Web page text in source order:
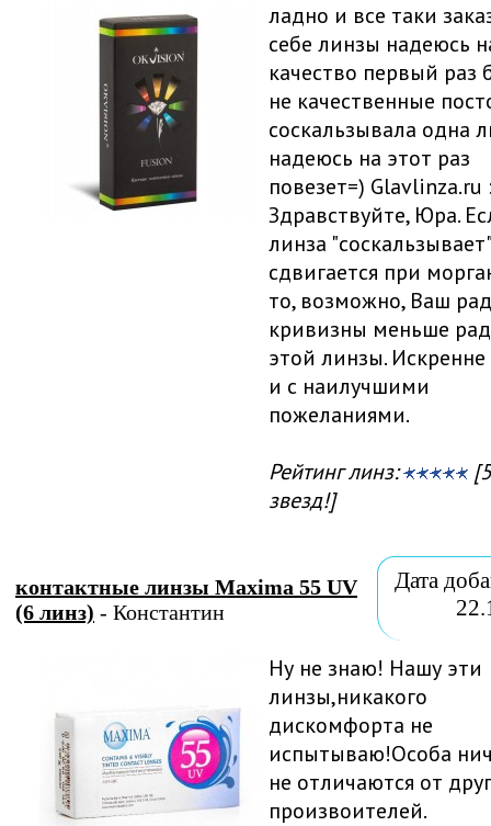
ладно и все таки
себе линзы надеюсь
качество первый раз
не качественные
соскальзывала одна
надеюсь на этот раз
повезет=) Glavlinza.ru
Здравствуйте, Юра.
линза
сдвигается при
то, возможно, Ваш
кривизны меньше
этой линзы.
и с наилучшими
пожеланиями.
Рейтинг линз:
звезд!]
контактные линзы Maxima 55 UV
(6 линз) - Константин
Дата
Ну не знаю! Нашу эти
линзы,никакого
дискомфорта не
испытываю!Особа
не отличаются от
произвоителей.